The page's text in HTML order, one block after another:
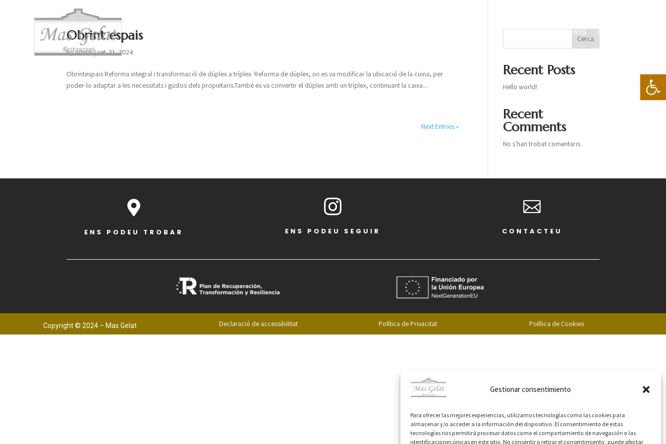
Obre la
Gestionar consentimiento
Para ofrecer las mejores experiencias, utilizamos tecnologías como las cookies para
almacenar y/o acceder a la información del dispositivo. El consentimiento de estas
tecnologías nos permitirá procesar datos como el comportamiento de navegación o las
identificaciones únicas en este sitio. No consentir o retirar el consentimiento, puede afectar
L’ESPAI CASAMENTS CONTACTE
Obrint espais
byadmin|set. 21, 2024
Obrintespais Reforma integral i transformació de dúplex a tríplex. Reforma de dúplex, on es va modificar la ubicació de la cuina, per
poder-lo adaptar a les necessitats i gustos dels propietaris.També es va convertir el dúplex amb un tríplex, continuant la caixa...
Next Entries »
Cerca
Recent Posts
Hello world!
Recent
Comments
No s'han trobat comentaris.

ENS PODEU TROBAR

ENS PODEU SEGUIR

CONTACTEU
Copyright © 2024 – Mas Gelat Declaració de accessibilitat Política de Privacitat Política de Cookies